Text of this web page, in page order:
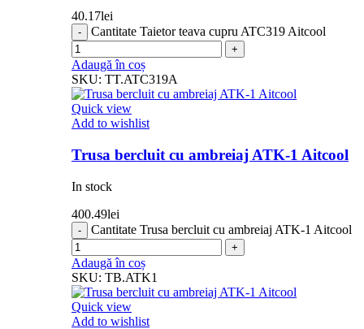
40.17lei
Cantitate Taietor teava cupru ATC319 Aitcool
Adaugă în coș
SKU: TT.ATC319A
Quick view
Add to wishlist
Trusa bercluit cu ambreiaj ATK-1 Aitcool
In stock
400.49lei
Cantitate Trusa bercluit cu ambreiaj ATK-1 Aitcool
Adaugă în coș
SKU: TB.ATK1
Quick view
Add to wishlist